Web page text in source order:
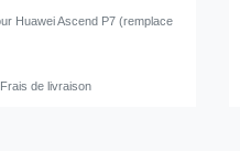
Huawei Ascend P7 (remplace
Frais de livraison